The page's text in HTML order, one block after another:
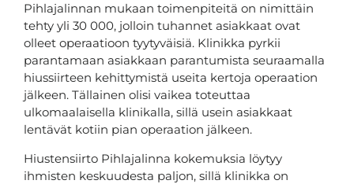
Pihlajalinnan mukaan toimenpiteitä on nimittäin
tehty yli 30 000, jolloin tuhannet asiakkaat ovat
olleet operaatioon tyytyväisiä. Klinikka pyrkii
parantamaan asiakkaan parantumista seuraamalla
hiussiirteen kehittymistä useita kertoja operaation
jälkeen. Tällainen olisi vaikea toteuttaa
ulkomaalaisella klinikalla, sillä usein asiakkaat
lentävät kotiin pian operaation jälkeen.
Hiustensiirto Pihlajalinna kokemuksia löytyy
ihmisten keskuudesta paljon, sillä klinikka on